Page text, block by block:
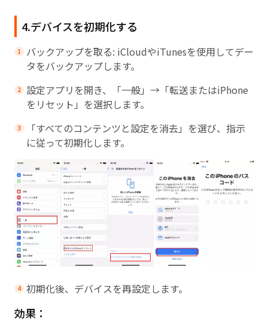
4.デバイスを初期化する
バックアップを取る: iCloudやiTunesを使用してデー
タをバックアップします。
設定アプリを開き、「一般」→「転送またはiPhone
をリセット」を選択します。
「すべてのコンテンツと設定を消去」を選び、指示
に従って初期化します。
初期化後、デバイスを再設定します。
効果：